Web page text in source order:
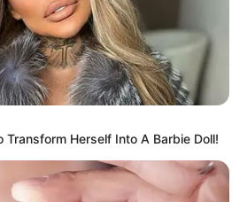
COLEGIOS
Sincelejo tendrá cobertura
del Programa de
Alimentación Escolar
(PAE)
Transform Herself Into A Barbie Doll!